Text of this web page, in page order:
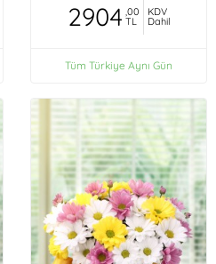
2904 ,00
TL
KDV
Dahil
Tüm Türkiye Aynı Gün